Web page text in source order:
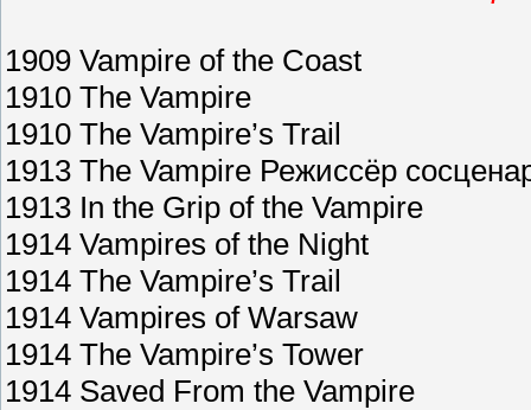
1909 Vampire of the Coast
1910 The Vampire
1910 The Vampire’s Trail
1913 The Vampire Режиссёр
1913 In the Grip of the Vampire
1914 Vampires of the Night
1914 The Vampire’s Trail
1914 Vampires of Warsaw
1914 The Vampire’s Tower
1914 Saved From the Vampire